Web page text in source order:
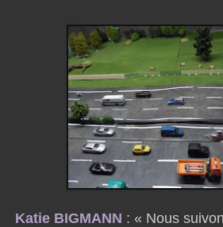
Katie BIGMANN : « Nous